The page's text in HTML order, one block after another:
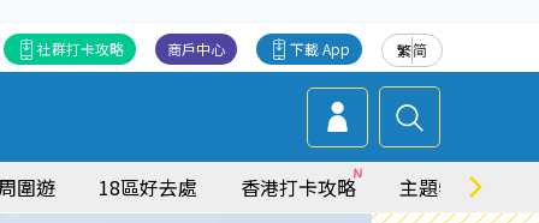
繁简
下載 App
商戶中心
社群打卡攻略
圍遊 18區好去處 香港打卡攻略 主題特集